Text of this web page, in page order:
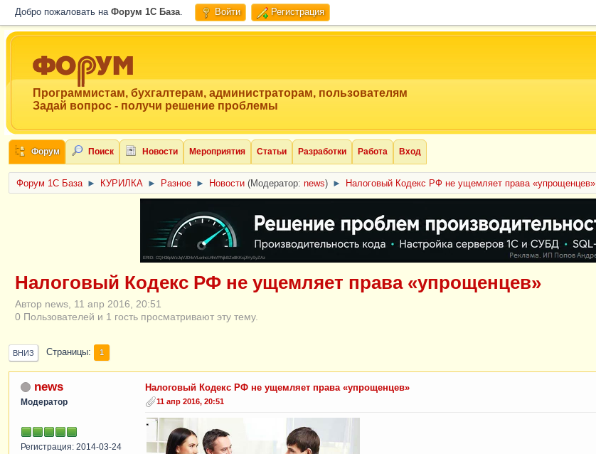
Добро пожаловать на Форум 1C База. Войти Регистрация
Программистам, бухгалтерам, администраторам, пользователям
Задай вопрос - получи решение проблемы
Форум Поиск Новости Мероприятия Статьи Разработки Работа Вход
Форум 1C База ► КУРИЛКА ► Разное ► Новости (Модератор: news) ► Налоговый Кодекс РФ не ущемляет права «упрощенцев»
ERID: CQH36pWzJqVJD4xVLsnhcU4hVPNjkBZe8KKxjJiYySyZAz
Налоговый Кодекс РФ не ущемляет права «упрощенцев»
Автор news, 11 апр 2016, 20:51
0 Пользователей и 1 гость просматривают эту тему.
ВНИЗ Страницы 1
news
Модератор
Регистрация: 2014-03-24
Налоговый Кодекс РФ не ущемляет права «упрощенцев»
11 апр 2016, 20:51